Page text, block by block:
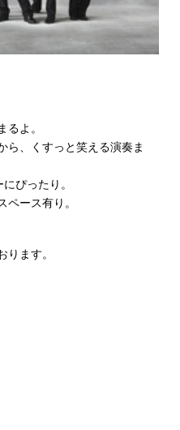
よ。
ら、くすっと笑える演奏ま
ぴったり。
ース有り。
ます。